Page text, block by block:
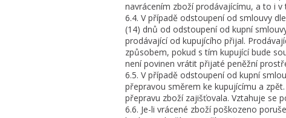
navrácením zboží prodávajícímu, a to i
6.4. V případě odstoupení od smlouvy
(14) dnů od odstoupení od kupní
prodávající od kupujícího přijal.
způsobem, pokud s tím kupující bude
není povinen vrátit přijaté peněžní
6.5. V případě odstoupení od kupní
přepravou směrem ke kupujícímu a
přepravu zboží zajišťovala. Vztahuje se
6.6. Je-li vrácené zboží poškozeno